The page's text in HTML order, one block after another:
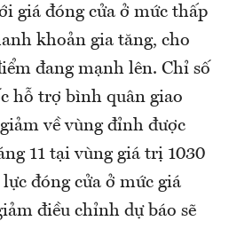
giá đóng cửa ở mức thấp
khoản gia tăng, cho
đang mạnh lên. Chỉ số
hỗ trợ bình quân giao
về vùng đỉnh được
11 tại vùng giá trị 1030
đóng cửa ở mức giá
điều chỉnh dự báo sẽ